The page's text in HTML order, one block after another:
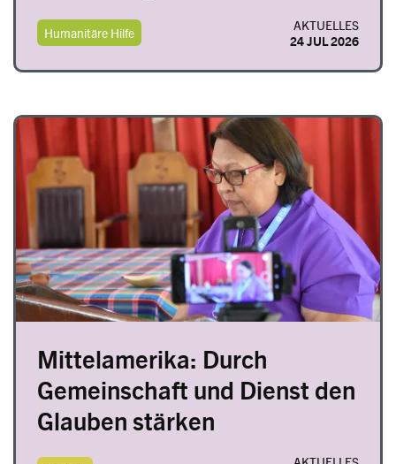
Humanitäre Hilfe
AKTUELLES
24 JUL 2026
Image
Mittelamerika: Durch
Gemeinschaft und Dienst den
Glauben stärken